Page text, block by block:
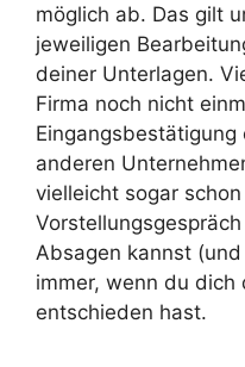
möglich ab. Das gilt
jeweiligen
deiner Unterlagen.
Firma noch nicht
Eingangsbestätigung
anderen
vielleicht sogar
Absagen kannst
immer, wenn du dich
entschieden hast.